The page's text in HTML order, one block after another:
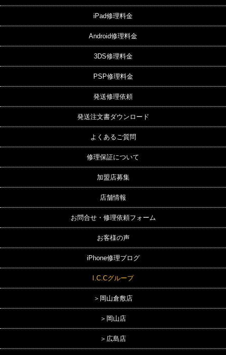
iPad修理料金
Android修理料金
3DS修理料金
PSP修理料金
発送修理依頼
発送注文書ダウンロード
よくあるご質問
修理保証について
加盟店募集
店舗情報
お問合せ・修理依頼フォーム
お客様の声
iPhone修理ブログ
I.C.Cグループ
＞岡山倉敷店
＞岡山店
＞広島店